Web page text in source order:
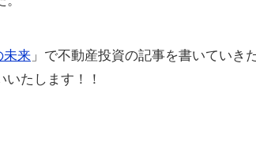
未来 」で不動産投資の記事を書いていき
たします！！